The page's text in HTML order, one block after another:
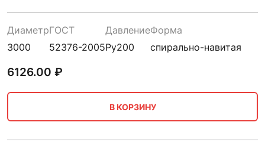
Диаметр
3000
ГОСТ
52376-2005
Давление
Ру200
Форма
спирально-навитая
6126.00 ₽
В КОРЗИНУ